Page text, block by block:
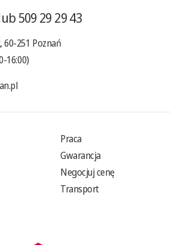
509 29 29 43
60-251 Poznań
16:00)
Praca
Gwarancja
Negocjuj cenę
Transport